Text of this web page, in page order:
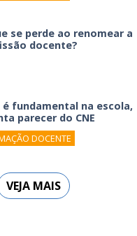
se perde ao renomear a
docente?
fundamental na escola,
parecer do CNE
DOCENTE
VEJA MAIS